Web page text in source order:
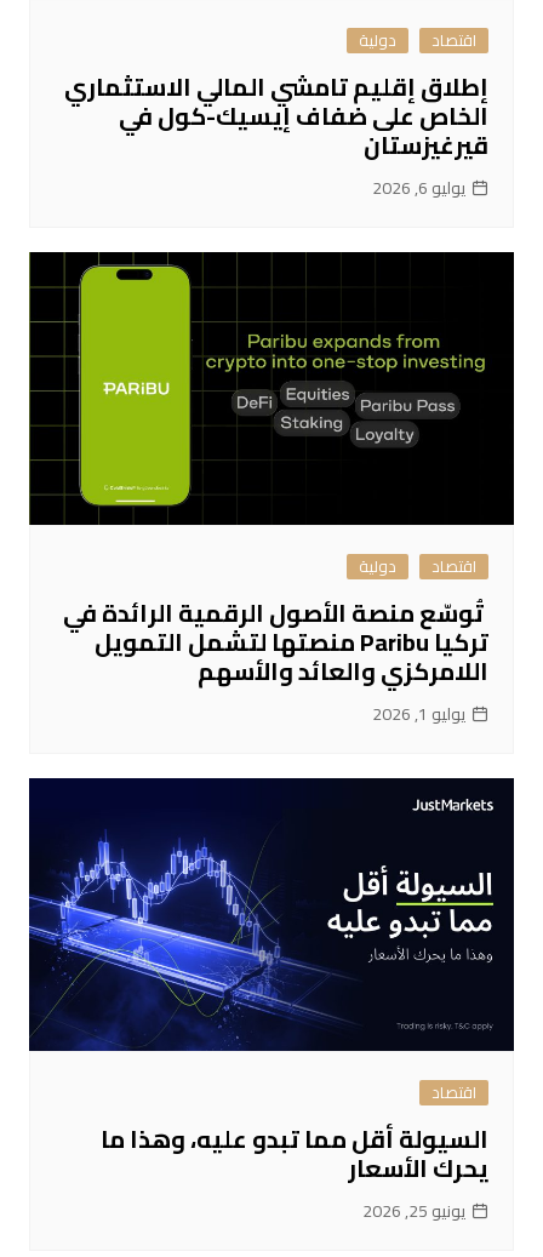
اقتصاد دولية
إطلاق إقليم تامشي المالي الاستثماري
الخاص على ضفاف إيسيك-كول في
قيرغيزستان
يوليو 6, 2026
اقتصاد دولية
تُوسّع منصة الأصول الرقمية الرائدة في
تركيا Paribu منصتها لتشمل التمويل
اللامركزي والعائد والأسهم
يوليو 1, 2026
اقتصاد
السيولة أقل مما تبدو عليه، وهذا ما
يحرك الأسعار
يونيو 25, 2026